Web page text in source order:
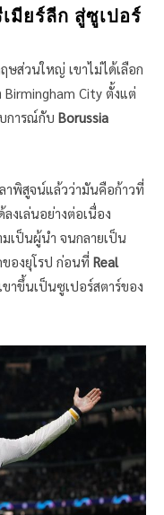
มียร์ลีก สู่ซูเปอร์
ษส่วนใหญ่ เขาไม่ได้เลือก
Birmingham City ตั้งแต่
การณ์กับ Borussia
าพิสูจน์แล้วว่ามันคือก้าวที่
งเล่นอย่างต่อเนื่อง
มเป็นผู้นำ จนกลายเป็น
องยุโรป ก่อนที่ Real
าขึ้นเป็นซูเปอร์สตาร์ของ